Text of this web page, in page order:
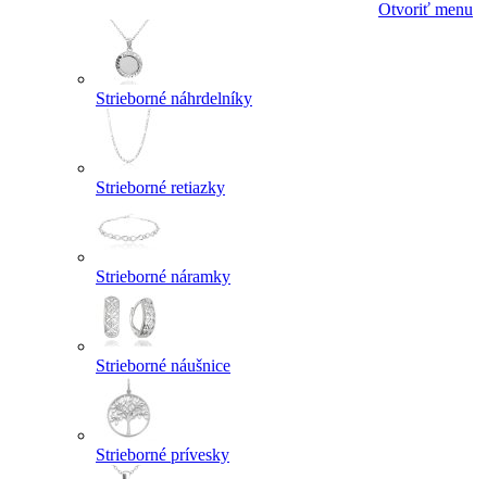
Otvoriť menu
Strieborné náhrdelníky
Strieborné retiazky
Strieborné náramky
Strieborné náušnice
Strieborné prívesky